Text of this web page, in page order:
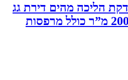
דקת הליכה מהים דירת גג